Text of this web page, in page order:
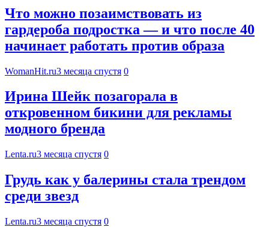
Что можно позаимствовать из
гардероба подростка — и что после 40
начинает работать против образа
WomanHit.ru3 месяца спустя 0
Ирина Шейк позагорала в
откровенном бикини для рекламы
модного бренда
Lenta.ru3 месяца спустя 0
Грудь как у балерины стала трендом
среди звезд
Lenta.ru3 месяца спустя 0